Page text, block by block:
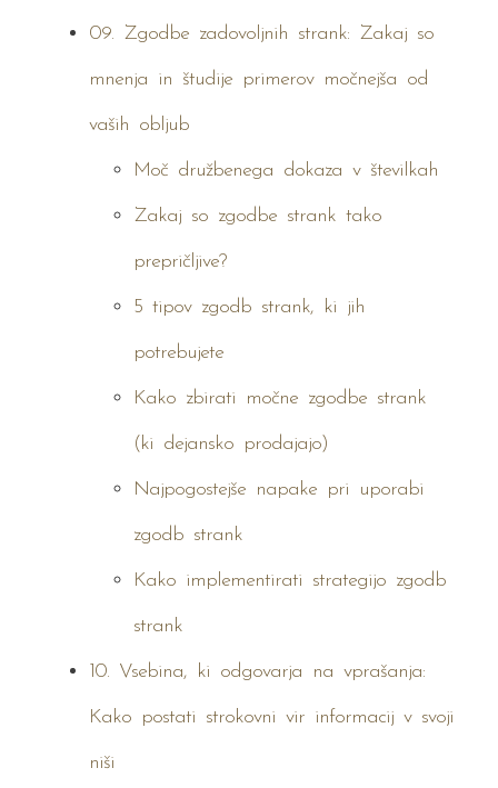
09. Zgodbe zadovoljnih strank: Zakaj so
mnenja in študije primerov močnejša od
vaših obljub
Moč družbenega dokaza v številkah
Zakaj so zgodbe strank tako
prepričljive?
5 tipov zgodb strank, ki jih
potrebujete
Kako zbirati močne zgodbe strank
(ki dejansko prodajajo)
Najpogostejše napake pri uporabi
zgodb strank
Kako implementirati strategijo zgodb
strank
10. Vsebina, ki odgovarja na vprašanja:
Kako postati strokovni vir informacij v svoji
niši